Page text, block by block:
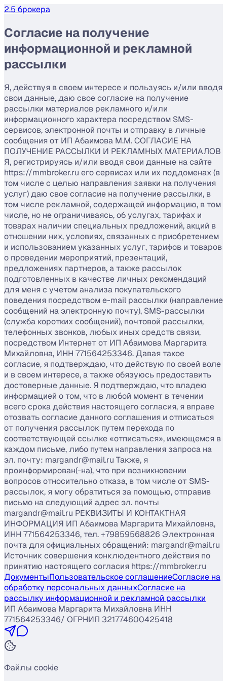
2.5 брокера
Согласие на получение
информационной и рекламной
рассылки
Я, действуя в своем интересе и пользуясь и/или вводя
свои данные, даю свое согласие на получение
рассылки материалов рекламного и/или
информационного характера посредством SMS-
сервисов, электронной почты и отправку в личные
сообщения от ИП Абаимова М.М. СОГЛАСИЕ НА
ПОЛУЧЕНИЕ РАССЫЛКИ И РЕКЛАМНЫХ МАТЕРИАЛОВ
Я, регистрируясь и/или вводя свои данные на сайте
https://mmbroker.ru его сервисах или их поддоменах (в
том числе с целью направления заявки на получения
услуг) даю свое согласие на получение рассылки, в
том числе рекламной, содержащей информацию, в том
числе, но не ограничиваясь, об услугах, тарифах и
товарах наличии специальных предложений, акций в
отношении них, условиях, связанных с приобретением
и использованием указанных услуг, тарифов и товаров
о проведении мероприятий, презентаций,
предложениях партнеров, а также рассылок
подготовленных в качестве личных рекомендаций
для меня с учетом анализа покупательского
поведения посредством e-mail рассылки (направление
сообщений на электронную почту), SMS-рассылки
(служба коротких сообщений), почтовой рассылки,
телефонных звонков, любых иных средств связи,
посредством Интернет от ИП Абаимова Маргарита
Михайловна, ИНН 771564253346. Давая такое
согласие, я подтверждаю, что действую по своей воле
и в своем интересе, а также обязуюсь предоставить
достоверные данные. Я подтверждаю, что владею
информацией о том, что в любой момент в течении
всего срока действия настоящего согласия, я вправе
отозвать согласие данного соглашения и отписаться
от получения рассылок путем перехода по
соответствующей ссылке «отписаться», имеющемся в
каждом письме, либо путем направления запроса на
эл. почту: margandr@mail.ru Также, я
проинформирован(-на), что при возникновении
вопросов относительно отказа, в том числе от SMS-
рассылок, я могу обратиться за помощью, отправив
письмо на следующий адрес эл. почты
margandr@mail.ru РЕКВИЗИТЫ И КОНТАКТНАЯ
ИНФОРМАЦИЯ ИП Абаимова Маргарита Михайловна,
ИНН 771564253346, тел. +79859568826 Электронная
почта для официальных обращений: margandr@mail.ru
Источник совершения конклюдентного действия по
принятию настоящего согласия https://mmbroker.ru
ДокументыПользовательское соглашениеСогласие на
обработку персональных данныхСогласие на
рассылку информационной и рекламной рассылки
ИП Абаимова Маргарита Михайловна ИНН
771564253346/ ОГРНИП 321774600425418
Файлы cookie